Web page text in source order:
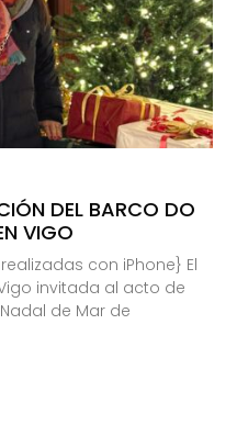
DEL BARCO DO
VIGO
con iPhone} El
invitada al acto de
de Mar de